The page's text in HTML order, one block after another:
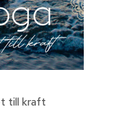
till kraft